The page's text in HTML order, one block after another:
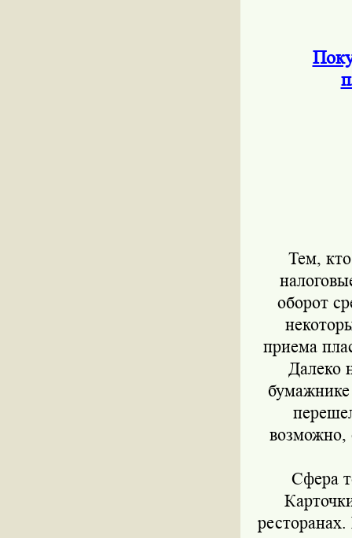
Тем,
оборот
приема
Далеко
возможно,
Сфера
ресторанах.